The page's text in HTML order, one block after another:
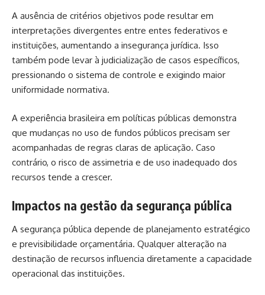
A ausência de critérios objetivos pode resultar em
interpretações divergentes entre entes federativos e
instituições, aumentando a insegurança jurídica. Isso
também pode levar à judicialização de casos específicos,
pressionando o sistema de controle e exigindo maior
uniformidade normativa.
A experiência brasileira em políticas públicas demonstra
que mudanças no uso de fundos públicos precisam ser
acompanhadas de regras claras de aplicação. Caso
contrário, o risco de assimetria e de uso inadequado dos
recursos tende a crescer.
Impactos na gestão da segurança pública
A segurança pública depende de planejamento estratégico
e previsibilidade orçamentária. Qualquer alteração na
destinação de recursos influencia diretamente a capacidade
operacional das instituições.